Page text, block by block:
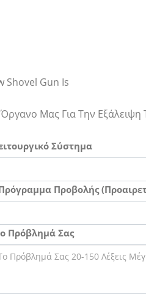
Shovel Gun Is
Όργανο Μας Για Την
Σύστημα
Προβολής
Πρόβλημά Σας